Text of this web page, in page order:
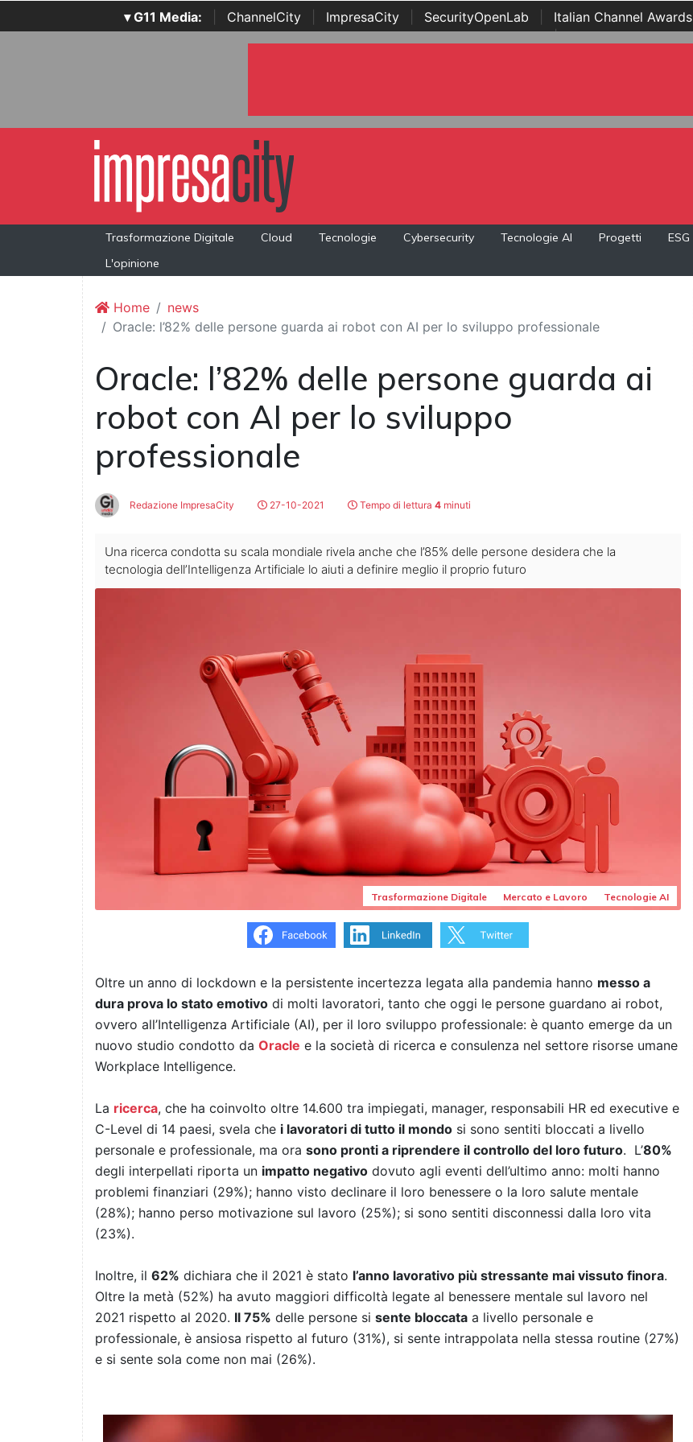
▾ G11 Media: ChannelCity ImpresaCity SecurityOpenLab Italian Channel Awards
Awards | ...
Trasformazione Digitale Cloud Tecnologie Cybersecurity Tecnologie AI Progetti ESG
L'opinione
Home
news
Oracle: l’82% delle persone guarda ai robot con AI per lo sviluppo professionale
Oracle: l’82% delle persone guarda ai
robot con AI per lo sviluppo
professionale
Redazione ImpresaCity 27-10-2021 Tempo di lettura 4 minuti
Una ricerca condotta su scala mondiale rivela anche che l’85% delle persone desidera che la
tecnologia dell’Intelligenza Artificiale lo aiuti a definire meglio il proprio futuro
Trasformazione Digitale Mercato e Lavoro Tecnologie AI
Oltre un anno di lockdown e la persistente incertezza legata alla pandemia hanno messo a
dura prova lo stato emotivo di molti lavoratori, tanto che oggi le persone guardano ai robot,
ovvero all’Intelligenza Artificiale (AI), per il loro sviluppo professionale: è quanto emerge da un
nuovo studio condotto da Oracle e la società di ricerca e consulenza nel settore risorse umane
Workplace Intelligence.
La ricerca, che ha coinvolto oltre 14.600 tra impiegati, manager, responsabili HR ed executive e
C-Level di 14 paesi, svela che i lavoratori di tutto il mondo si sono sentiti bloccati a livello
personale e professionale, ma ora sono pronti a riprendere il controllo del loro futuro. L’80%
degli interpellati riporta un impatto negativo dovuto agli eventi dell’ultimo anno: molti hanno
problemi finanziari (29%); hanno visto declinare il loro benessere o la loro salute mentale
(28%); hanno perso motivazione sul lavoro (25%); si sono sentiti disconnessi dalla loro vita
(23%).
Inoltre, il 62% dichiara che il 2021 è stato l’anno lavorativo più stressante mai vissuto finora.
Oltre la metà (52%) ha avuto maggiori difficoltà legate al benessere mentale sul lavoro nel
2021 rispetto al 2020. Il 75% delle persone si sente bloccata a livello personale e
professionale, è ansiosa rispetto al futuro (31%), si sente intrappolata nella stessa routine (27%)
e si sente sola come non mai (26%).